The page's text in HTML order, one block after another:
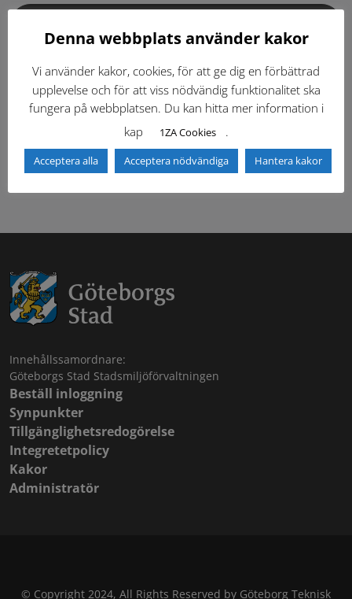
Dokumentbibliotek Kontaktlista
Tidigare versioner Nyheter
Säkerhetsordningen
Innehållssamordnare:
Göteborgs Stad Stadsmiljöförvaltningen
Beställ inloggning
Synpunkter
Tillgänglighetsredogörelse
Integretetpolicy
Kakor
Administratör
© Copyright 2024, All Rights Reserved by Göteborg Teknisk
Denna webbplats använder kakor
Vi använder kakor, cookies, för att ge dig en förbättrad
upplevelse och för att viss nödvändig funktionalitet ska
fungera på webbplatsen. Du kan hitta mer information i
kap
1ZA Cookies .
Acceptera alla Acceptera nödvändiga Hantera kakor